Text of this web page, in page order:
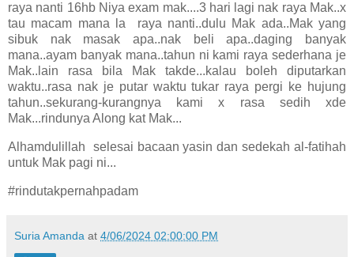
raya nanti 16hb Niya exam mak....3 hari lagi nak raya Mak..x
tau macam mana la raya nanti..dulu Mak ada..Mak yang
sibuk nak masak apa..nak beli apa..daging banyak
mana..ayam banyak mana..tahun ni kami raya sederhana je
Mak..lain rasa bila Mak takde...kalau boleh diputarkan
waktu..rasa nak je putar waktu tukar raya pergi ke hujung
tahun..sekurang-kurangnya kami x rasa sedih xde
Mak...rindunya Along kat Mak...
Alhamdulillah selesai bacaan yasin dan sedekah al-fatihah
untuk Mak pagi ni...
#rindutakpernahpadam
Suria Amanda at 4/06/2024 02:00:00 PM